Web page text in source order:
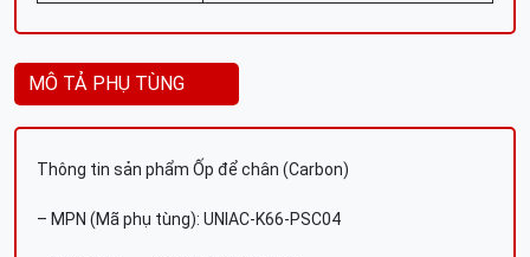
MÔ TẢ PHỤ TÙNG
Thông tin sản phẩm Ốp để chân (Carbon)
– MPN (Mã phụ tùng): UNIAC-K66-PSC04